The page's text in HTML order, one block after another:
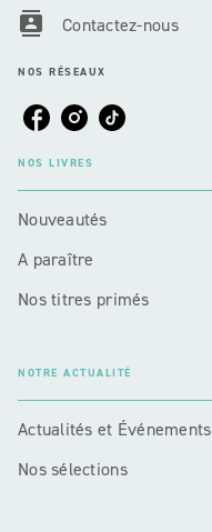
contacts Contactez-nous
NOS RÉSEAUX
NOS LIVRES
Nouveautés
A paraître
Nos titres primés
NOTRE ACTUALITÉ
Actualités et Événements
Nos sélections